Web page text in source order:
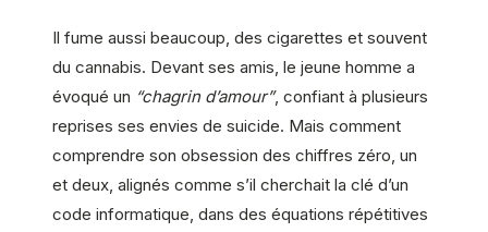
Il fume aussi beaucoup, des cigarettes et souvent
du cannabis. Devant ses amis, le jeune homme a
évoqué un “chagrin d’amour”, confiant à plusieurs
reprises ses envies de suicide. Mais comment
comprendre son obsession des chiffres zéro, un
et deux, alignés comme s’il cherchait la clé d’un
code informatique, dans des équations répétitives